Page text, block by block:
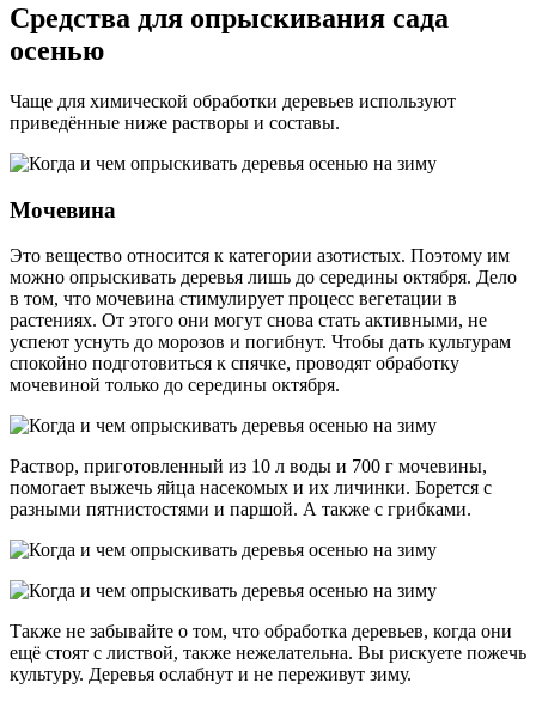
Средства для опрыскивания сада
осенью
Чаще для химической обработки деревьев используют
приведённые ниже растворы и составы.
Мочевина
Это вещество относится к категории азотистых. Поэтому им
можно опрыскивать деревья лишь до середины октября. Дело
в том, что мочевина стимулирует процесс вегетации в
растениях. От этого они могут снова стать активными, не
успеют уснуть до морозов и погибнут. Чтобы дать культурам
спокойно подготовиться к спячке, проводят обработку
мочевиной только до середины октября.
Раствор, приготовленный из 10 л воды и 700 г мочевины,
помогает выжечь яйца насекомых и их личинки. Борется с
разными пятнистостями и паршой. А также с грибками.
Также не забывайте о том, что обработка деревьев, когда они
ещё стоят с листвой, также нежелательна. Вы рискуете пожечь
культуру. Деревья ослабнут и не переживут зиму.